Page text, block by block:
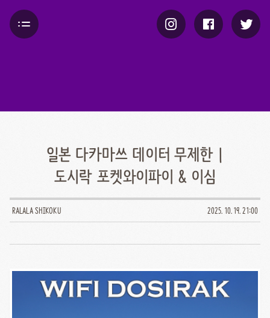
일본 다카마쓰 데이터 무제한 |
도시락 포켓와이파이 & 이심
RALALA SHIKOKU 2025. 10. 19. 21:00